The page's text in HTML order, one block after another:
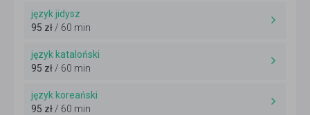
język jidysz
95 zł / 60 min
język kataloński
95 zł / 60 min
język koreański
95 zł / 60 min